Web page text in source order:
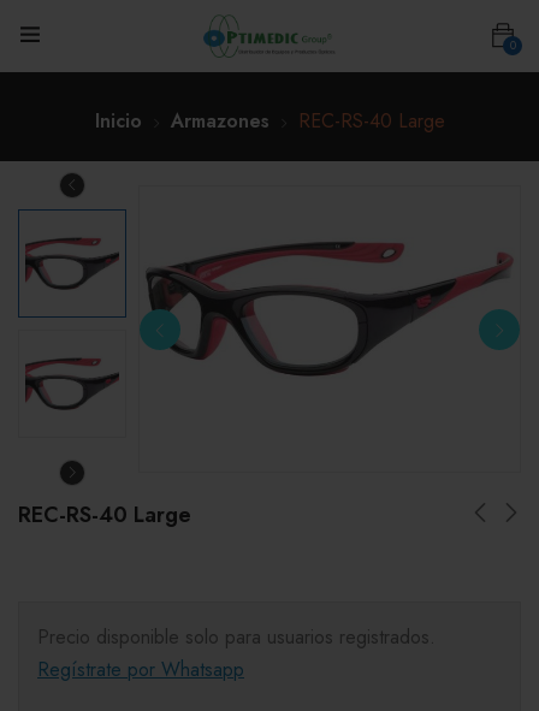
0
Inicio Armazones REC-RS-40 Large
REC-RS-40 Large
Precio disponible solo para usuarios registrados.
Regístrate por Whatsapp